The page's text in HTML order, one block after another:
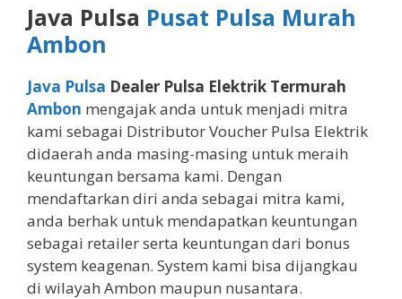
Java Pulsa Pusat Pulsa Murah
Ambon
Java Pulsa Dealer Pulsa Elektrik Termurah
Ambon mengajak anda untuk menjadi mitra
kami sebagai Distributor Voucher Pulsa Elektrik
didaerah anda masing-masing untuk meraih
keuntungan bersama kami. Dengan
mendaftarkan diri anda sebagai mitra kami,
anda berhak untuk mendapatkan keuntungan
sebagai retailer serta keuntungan dari bonus
system keagenan. System kami bisa dijangkau
di wilayah Ambon maupun nusantara.